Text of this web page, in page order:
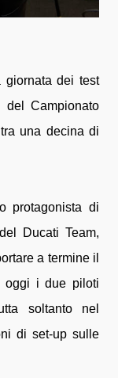
dei test
del Campionato
una decina di
protagonista di
Ducati Team,
a termine il
oggi i due piloti
soltanto nel
di set-up sulle